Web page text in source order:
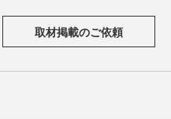
取材掲載のご依頼